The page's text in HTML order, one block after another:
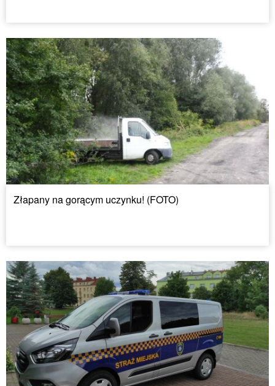
Złapany na gorącym uczynku! (FOTO)